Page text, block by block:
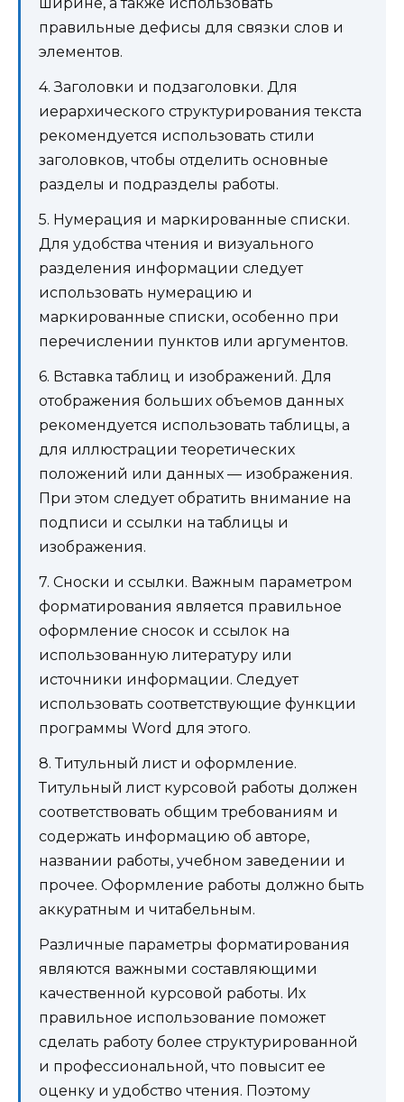
правильные дефисы для связки слов и
элементов.
4. Заголовки и подзаголовки. Для
иерархического структурирования текста
рекомендуется использовать стили
заголовков, чтобы отделить основные
разделы и подразделы работы.
5. Нумерация и маркированные списки.
Для удобства чтения и визуального
разделения информации следует
использовать нумерацию и
маркированные списки, особенно при
перечислении пунктов или аргументов.
6. Вставка таблиц и изображений. Для
отображения больших объемов данных
рекомендуется использовать таблицы, а
для иллюстрации теоретических
положений или данных — изображения.
При этом следует обратить внимание на
подписи и ссылки на таблицы и
изображения.
7. Сноски и ссылки. Важным параметром
форматирования является правильное
оформление сносок и ссылок на
использованную литературу или
источники информации. Следует
использовать соответствующие функции
программы Word для этого.
8. Титульный лист и оформление.
Титульный лист курсовой работы должен
соответствовать общим требованиям и
содержать информацию об авторе,
названии работы, учебном заведении и
прочее. Оформление работы должно быть
аккуратным и читабельным.
Различные параметры форматирования
являются важными составляющими
качественной курсовой работы. Их
правильное использование поможет
сделать работу более структурированной
и профессиональной, что повысит ее
оценку и удобство чтения. Поэтому